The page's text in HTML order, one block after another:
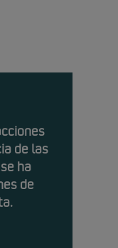
de las
ha
de